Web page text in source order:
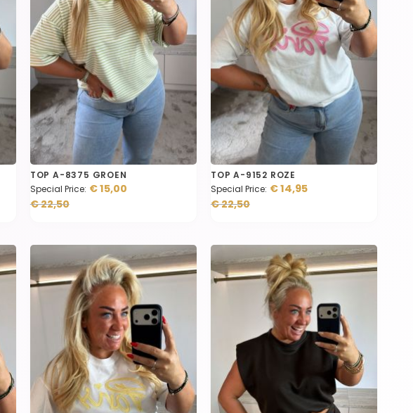
TOP A-8375 GROEN
Special Price € 15,00
€ 22,50
TOP A-9152 ROZE
Special Price € 14,95
€ 22,50